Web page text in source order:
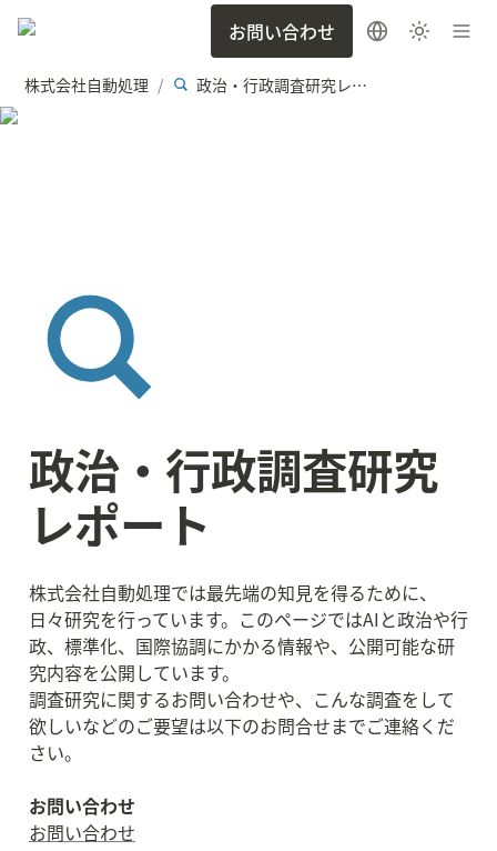
お問い合わせ
株式会社自動処理 / 政治・行政調査研究レポート
政治・行政調査研究
レポート
株式会社自動処理では最先端の知見を得るために、
日々研究を行っています。このページではAIと政治や行
政、標準化、国際協調にかかる情報や、公開可能な研
究内容を公開しています。
調査研究に関するお問い合わせや、こんな調査をして
欲しいなどのご要望は以下のお問合せまでご連絡くだ
さい。
お問い合わせ
お問い合わせ